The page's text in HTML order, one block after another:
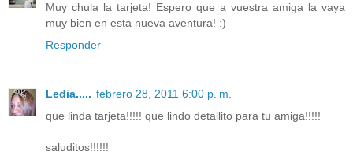
Muy chula la tarjeta! Espero que a vuestra amiga la vaya
muy bien en esta nueva aventura! :)
Responder
Ledia..... febrero 28, 2011 6:00 p. m.
que linda tarjeta!!!!! que lindo detallito para tu amiga!!!!!
saluditos!!!!!!